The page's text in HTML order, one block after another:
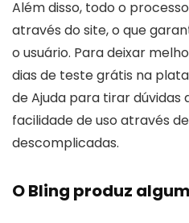
Além disso, todo o
através do site, o que
o usuário. Para deixar
dias de teste grátis na
de Ajuda para tirar
facilidade de uso através
descomplicadas.
O Bling produz